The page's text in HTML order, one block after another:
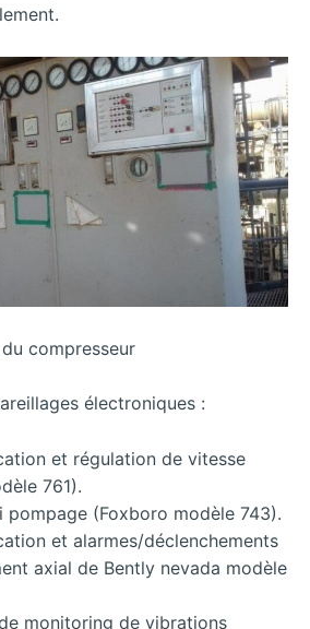
du compresseur
électroniques :
et régulation de vitesse
761).
pompage (Foxboro modèle 743).
et alarmes/déclenchements
axial de Bently nevada modèle
monitoring de vibrations